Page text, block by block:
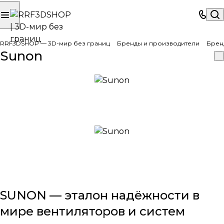
RRF3DSHOP — 3D-мир без границ Бренды и производители
Sunon
SUNON — эталон надёжности в
мире вентиляторов и систем